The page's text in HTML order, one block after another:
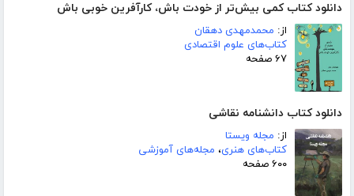
دانلود کتاب کمی بیش‌تر از خودت باش، کارآفرین خوبی باش
از: محمدمهدی دهقان
کتاب‌های علوم اقتصادی
۶۷ صفحه
دانلود کتاب دانشنامه نقاشی
از: مجله ویستا
کتاب‌های هنری، مجله‌های آموزشی
۶۰۰ صفحه